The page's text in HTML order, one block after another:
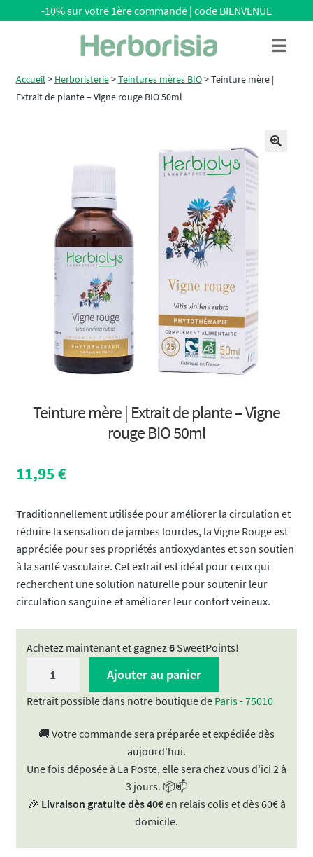
navigation
-10% sur votre 1ère commande | code BIENVENUE
Menu
Accueil > Herboristerie>Teintures mères BIO>Teinture mère |
Extrait de plante – Vigne rouge BIO 50ml
Teinture mère | Extrait de plante – Vigne
rouge BIO 50ml
11,95 €
Traditionnellement utilisée pour améliorer la circulation et
réduire la sensation de jambes lourdes, la Vigne Rouge est
appréciée pour ses propriétés antioxydantes et son soutien
à la santé vasculaire. Cet extrait est idéal pour ceux qui
recherchent une solution naturelle pour soutenir leur
circulation sanguine et améliorer leur confort veineux.
Achetez maintenant et gagnez6SweetPoints!
Teinture
de
Ajouter au panier
Retrait possible dans notre boutique de Paris - 75010
🚚 Votre commande sera préparée et expédiée dès
aujourd'hui.
Une fois déposée à La Poste, elle sera chez vous d'ici 2 à
3 jours. 📦📫
🎉 Livraison gratuite dès 40€en relais colis et dès 60€ à
domicile.